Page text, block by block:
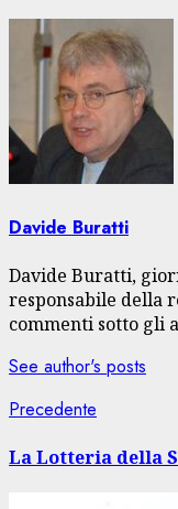
Davide Buratti
Davide Buratti,
responsabile della
commenti sotto gli
See author's posts
Navigazione
articolo
Precedente
La Lotteria della